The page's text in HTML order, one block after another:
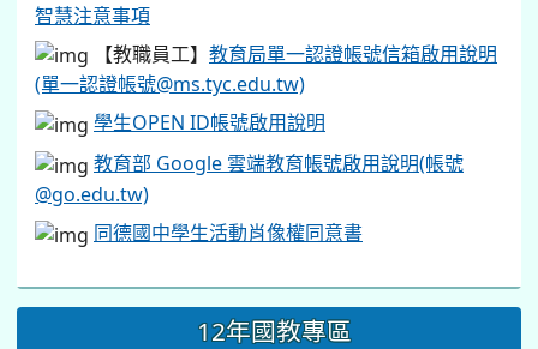
智慧注意事項
【教職員工】 教育局單一認證帳號信箱啟用說明
(單一認證帳號@ms.tyc.edu.tw)
學生OPEN ID帳號啟用說明
教育部 Google 雲端教育帳號啟用說明(帳號
@go.edu.tw)
同德國中學生活動肖像權同意書
12年國教專區